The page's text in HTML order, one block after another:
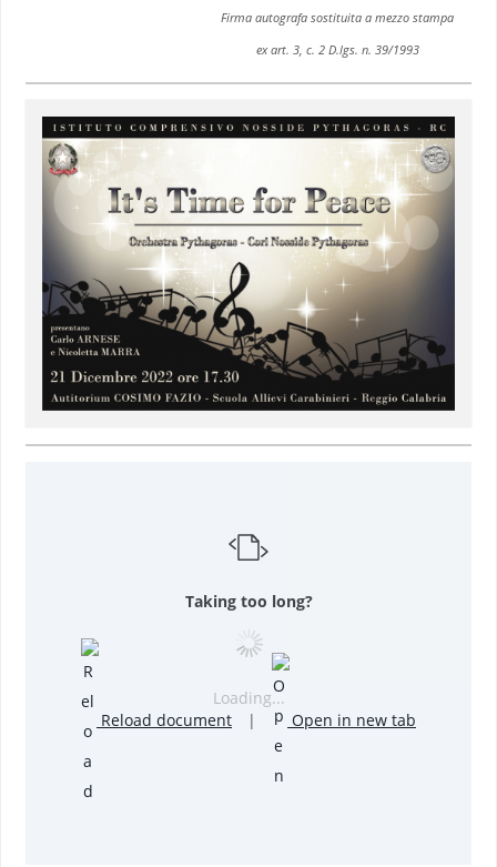
Firma autografa sostituita a mezzo stampa
ex art. 3, c. 2 D.lgs. n. 39/1993
Loading...
Taking too long?
Reload document | Open in new tab